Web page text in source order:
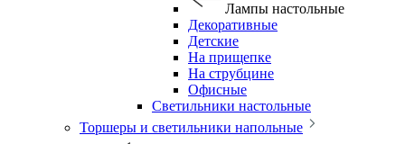
Лампы настольные
Декоративные
Детские
На прищепке
На струбцине
Офисные
Светильники настольные
Торшеры и светильники напольные